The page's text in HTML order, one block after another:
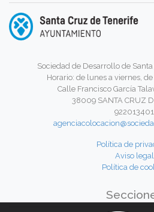
Sociedad de Desarrollo de
Horario: de lunes a viernes,
Calle Francisco García
38009 SANTA CRUZ
922013401
Política de
Aviso legal
Política de